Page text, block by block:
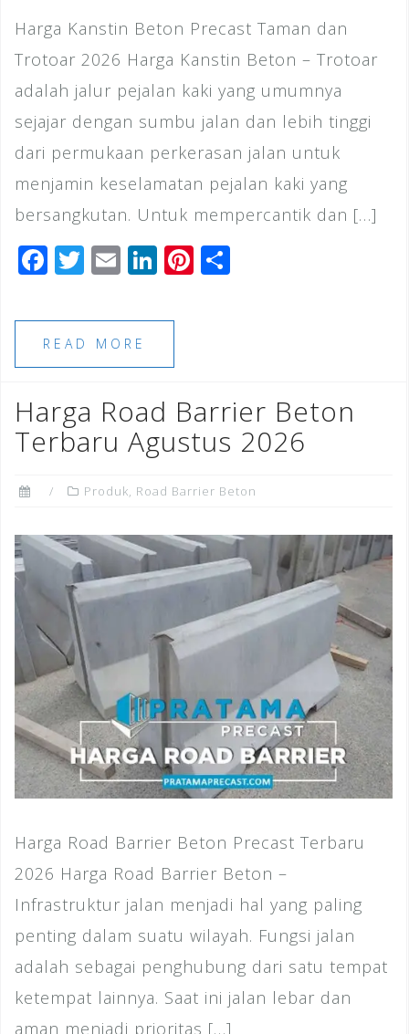
Harga Kanstin Beton Precast Taman dan
Trotoar 2026 Harga Kanstin Beton – Trotoar
adalah jalur pejalan kaki yang umumnya
sejajar dengan sumbu jalan dan lebih tinggi
dari permukaan perkerasan jalan untuk
menjamin keselamatan pejalan kaki yang
bersangkutan. Untuk mempercantik dan […]
F
c
e
b
o
o
k
T
tt
e
r
E
ai
l
Li
k
dI
n
Pi
st
READ MORE
Harga Road Barrier Beton
Terbaru Agustus 2026
Produk, Road Barrier Beton
Harga Road Barrier Beton Precast Terbaru
2026 Harga Road Barrier Beton –
Infrastruktur jalan menjadi hal yang paling
penting dalam suatu wilayah. Fungsi jalan
adalah sebagai penghubung dari satu tempat
ketempat lainnya. Saat ini jalan lebar dan
aman menjadi prioritas […]